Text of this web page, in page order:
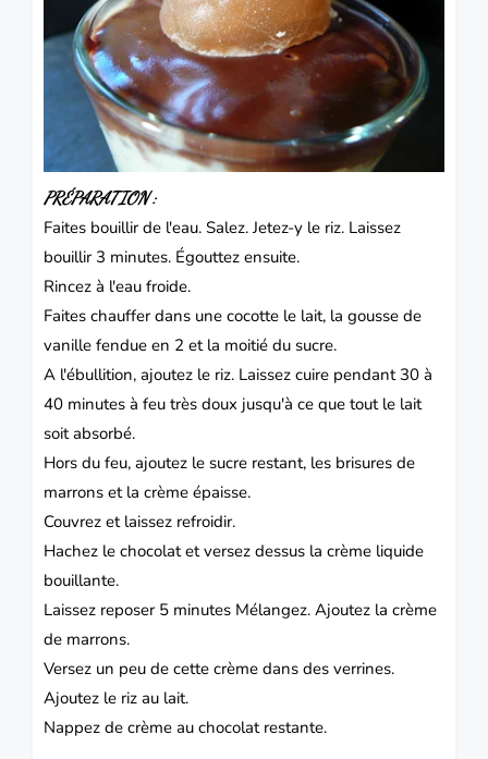
PRÉPARATION :
Faites bouillir de l'eau. Salez. Jetez-y le riz. Laissez
bouillir 3 minutes. Égouttez ensuite.
Rincez à l'eau froide.
Faites chauffer dans une cocotte le lait, la gousse de
vanille fendue en 2 et la moitié du sucre.
A l'ébullition, ajoutez le riz. Laissez cuire pendant 30 à
40 minutes à feu très doux jusqu'à ce que tout le lait
soit absorbé.
Hors du feu, ajoutez le sucre restant, les brisures de
marrons et la crème épaisse.
Couvrez et laissez refroidir.
Hachez le chocolat et versez dessus la crème liquide
bouillante.
Laissez reposer 5 minutes Mélangez. Ajoutez la crème
de marrons.
Versez un peu de cette crème dans des verrines.
Ajoutez le riz au lait.
Nappez de crème au chocolat restante.